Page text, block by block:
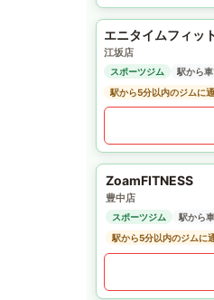
エニタイムフィッ
江坂店
スポーツジム
駅から
駅から5分以内のジムに
ZoamFITNESS
豊中店
スポーツジム
駅から
駅から5分以内のジムに